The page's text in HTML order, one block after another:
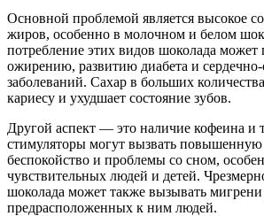
Основной проблемой является высокое
жиров, особенно в молочном и белом
потребление этих видов шоколада может
ожирению, развитию диабета и
заболеваний. Сахар в больших
кариесу и ухудшает состояние зубов.
Другой аспект — это наличие кофеина и
стимуляторы могут вызвать повышенную
беспокойство и проблемы со сном,
чувствительных людей и детей.
шоколада может также вызывать
предрасположенных к ним людей.